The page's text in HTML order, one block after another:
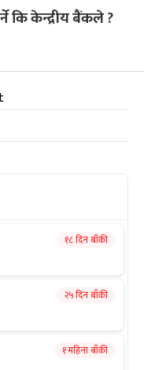
कि केन्द्रीय बैंकले ?
१८ दिन बाँकी
२५ दिन बाँकी
१ महिना बाँकी